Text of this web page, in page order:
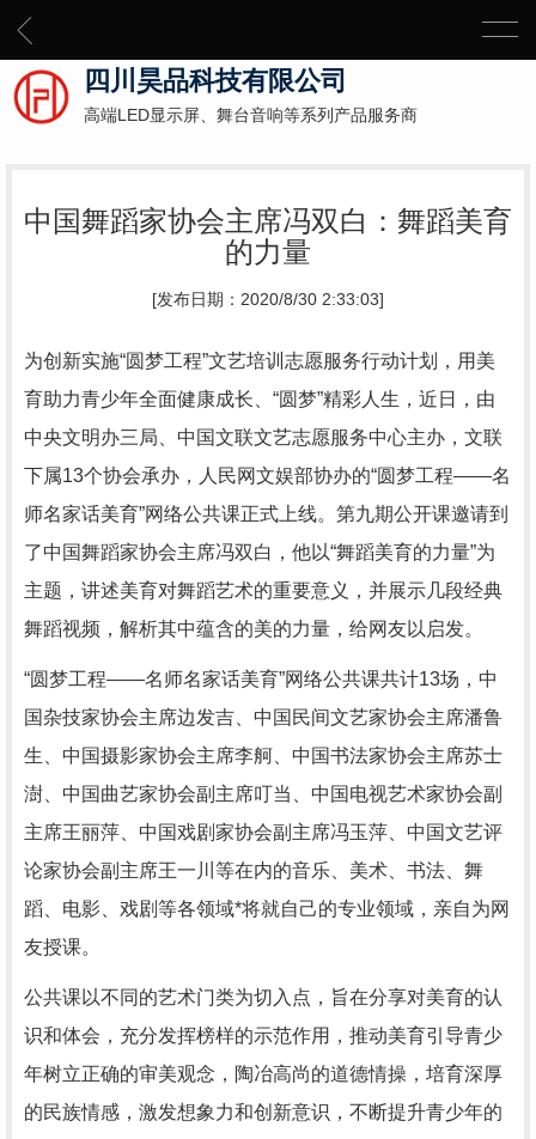
四川昊品科技有限公司
高端LED显示屏、舞台音响等系列产品服务商
中国舞蹈家协会主席冯双白：舞蹈美育
的力量
[发布日期：2020/8/30 2:33:03]
为创新实施“圆梦工程”文艺培训志愿服务行动计划，用美
育助力青少年全面健康成长、“圆梦”精彩人生，近日，由
中央文明办三局、中国文联文艺志愿服务中心主办，文联
下属13个协会承办，人民网文娱部协办的“圆梦工程——名
师名家话美育”网络公共课正式上线。第九期公开课邀请到
了中国舞蹈家协会主席冯双白，他以“舞蹈美育的力量”为
主题，讲述美育对舞蹈艺术的重要意义，并展示几段经典
舞蹈视频，解析其中蕴含的美的力量，给网友以启发。
“圆梦工程——名师名家话美育”网络公共课共计13场，中
国杂技家协会主席边发吉、中国民间文艺家协会主席潘鲁
生、中国摄影家协会主席李舸、中国书法家协会主席苏士
澍、中国曲艺家协会副主席叮当、中国电视艺术家协会副
主席王丽萍、中国戏剧家协会副主席冯玉萍、中国文艺评
论家协会副主席王一川等在内的音乐、美术、书法、舞
蹈、电影、戏剧等各领域*将就自己的专业领域，亲自为网
友授课。
公共课以不同的艺术门类为切入点，旨在分享对美育的认
识和体会，充分发挥榜样的示范作用，推动美育引导青少
年树立正确的审美观念，陶冶高尚的道德情操，培育深厚
的民族情感，激发想象力和创新意识，不断提升青少年的